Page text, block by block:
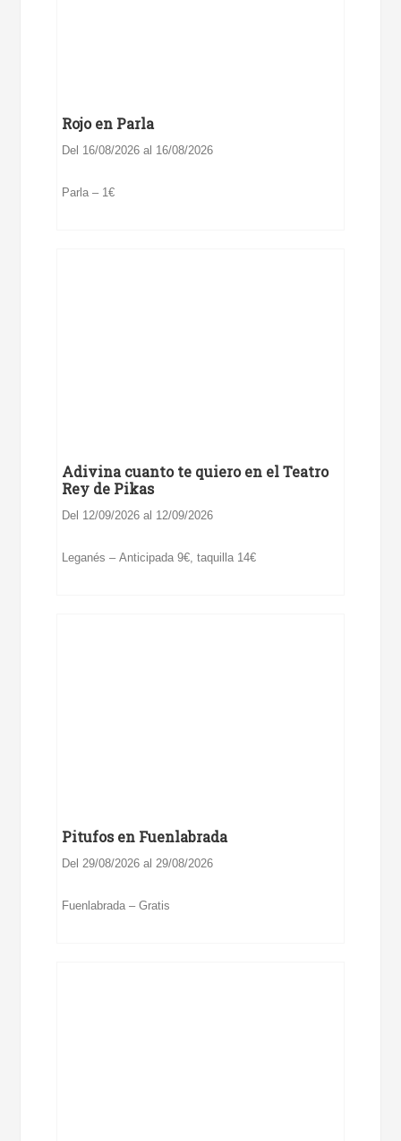
Rojo en Parla
Del 16/08/2026 al 16/08/2026
Parla – 1€
Adivina cuanto te quiero en el Teatro
Rey de Pikas
Del 12/09/2026 al 12/09/2026
Leganés – Anticipada 9€, taquilla 14€
Pitufos en Fuenlabrada
Del 29/08/2026 al 29/08/2026
Fuenlabrada – Gratis